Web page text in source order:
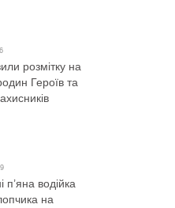
розмітку на
Героїв та
водійка
на